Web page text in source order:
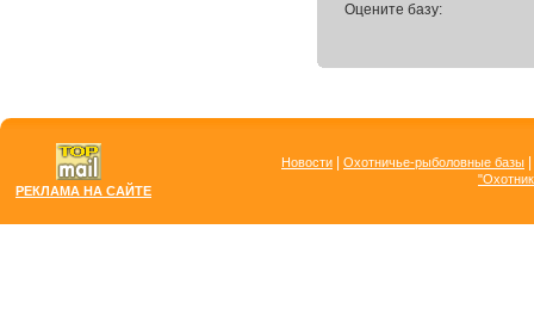
Оцените базу:
РЕКЛАМА НА САЙТЕ
Новости Охотничье-рыболовные базы